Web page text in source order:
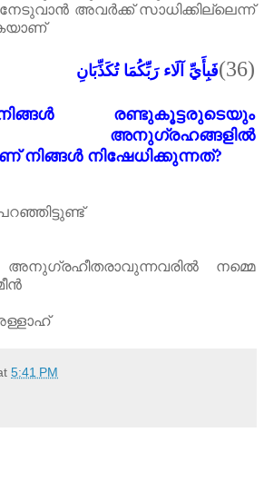
അവർക്ക് സാധിക്കില്ലെന്ന്
فَبِأَيِّ آلَاء رَبِّكُمَا تُكَذِّبَانِ(36)
രണ്ടുകൂട്ടരുടെയും
അനുഗ്രഹങ്ങളിൽ
നിങ്ങൾ നിഷേധിക്കുന്നത്?
നമ്മെ
5:41 PM